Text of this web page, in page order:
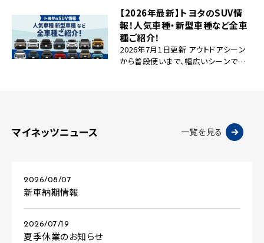
ーって結局何が違うの？」と迷っている
方も多いのではないでしょうか。 ノアと
ヴォクシーは兄弟車と呼ばれ、サイズ
や […]
【2026年最新】トヨタのSUV情
報！人気車種・新型車種など全車
種ご紹介！
2026年7月1日更新 アウトドアシーン
から普段使いまで、幅広いシーンで使
マイネッツニュース 一覧を見る
2026/08/07
新車納期情報
2026/07/19
夏季休業のお知らせ